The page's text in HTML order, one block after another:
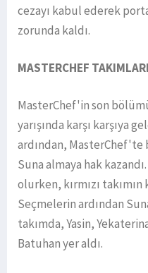
cezayı kabul ederek
zorunda kaldı.
MASTERCHEF
MasterChef'in son
yarışında karşı karşıya
ardından,
Suna almaya hak
olurken, kırmızı
Seçmelerin ardından
takımda, Yasin,
Batuhan yer aldı.